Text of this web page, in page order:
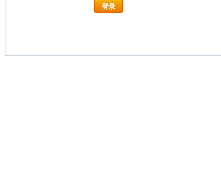
登录